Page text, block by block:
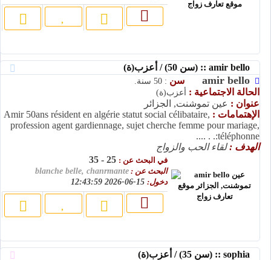
amir bello سن : 50 سنة.
الحالة الاجتماعية : أعزب(ة)
عنوان : عين تموشنت, الجزائر
الإهتمامات : Amir 50ans résident en algérie statut social célibataire,
profession agent gardiennage, sujet cherche femme pour mariage,
téléphonne:. . ....
الهدف :لقاء الحب والزواج
في البحث عن :
البحث عن : blanche belle, chanrmante
دخول: